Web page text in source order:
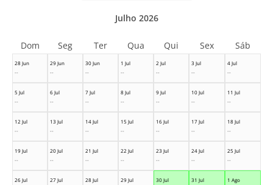
28 Jun
--
29 Jun
--
30 Jun
--
1 Jul
--
2 Jul
--
3 Jul
--
4 Jul
--
5 Jul
--
6 Jul
--
7 Jul
--
8 Jul
--
9 Jul
--
10 Jul
--
11 Jul
--
12 Jul
--
13 Jul
--
14 Jul
--
15 Jul
--
16 Jul
--
17 Jul
--
18 Jul
--
19 Jul
--
20 Jul
--
21 Jul
--
22 Jul
--
23 Jul
--
24 Jul
--
25 Jul
--
26 Jul
27 Jul
28 Jul
29 Jul
30 Jul
31 Jul
1 Ago
Julho 2026
Dom Seg Ter Qua Qui Sex Sáb